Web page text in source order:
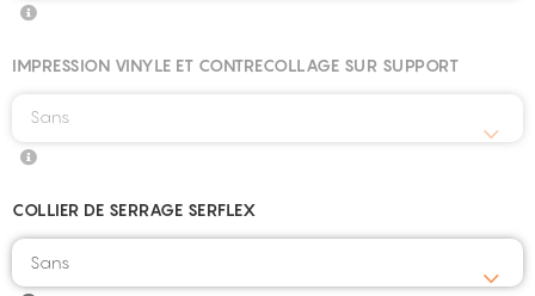
IMPRESSION VINYLE ET CONTRECOLLAGE SUR SUPPORT
Sans
COLLIER DE SERRAGE SERFLEX